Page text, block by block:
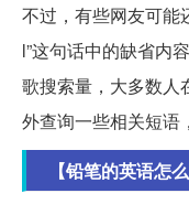
不过，有些网友可能
l”这句话中的缺省内
歌搜索量，大多数人
外查询一些相关短语
【铅笔的英语怎